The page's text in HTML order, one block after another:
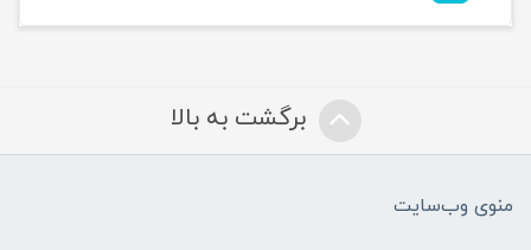
برگشت به بالا
منوی وب‌سایت